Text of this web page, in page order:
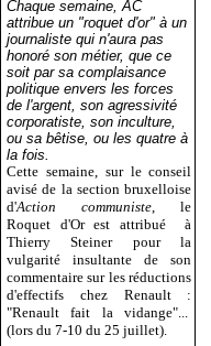
Chaque semaine, AC
attribue un "roquet d'or" à un
journaliste qui n'aura pas
honoré son métier, que ce
soit par sa complaisance
politique envers les forces
de l'argent, son agressivité
corporatiste, son inculture,
ou sa bêtise, ou les quatre à
la fois.
Cette semaine, sur le conseil
avisé de la section bruxelloise
d'Action communiste , le
Roquet d'Or est attribué
à
Thierry Steiner pour la
vulgarité insultante de son
commentaire sur les réductions
d'effectifs chez Renault :
"Renault fait la vidange"...
(lors du 7-10 du 25 juillet).